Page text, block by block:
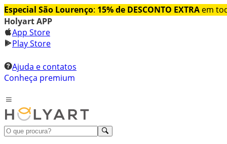
Especial São Lourenço: 15% de DESCONTO EXTRA em
Holyart APP
App Store
Play Store
Ajuda e contatos
Conheça premium